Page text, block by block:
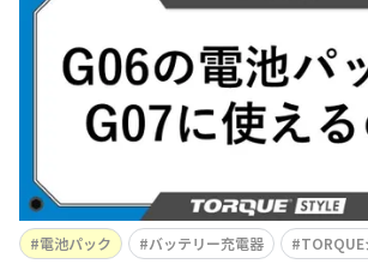
ク ⇒ G07に使用可能 G07電池パック
可となっております。詳細については以
あればご利用いただけますので、G06ご
れたバッテリー充
電池パック バッテリー充電器 TORQUE